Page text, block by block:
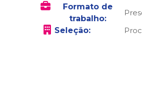
Formato de
trabalho:
Seleção: